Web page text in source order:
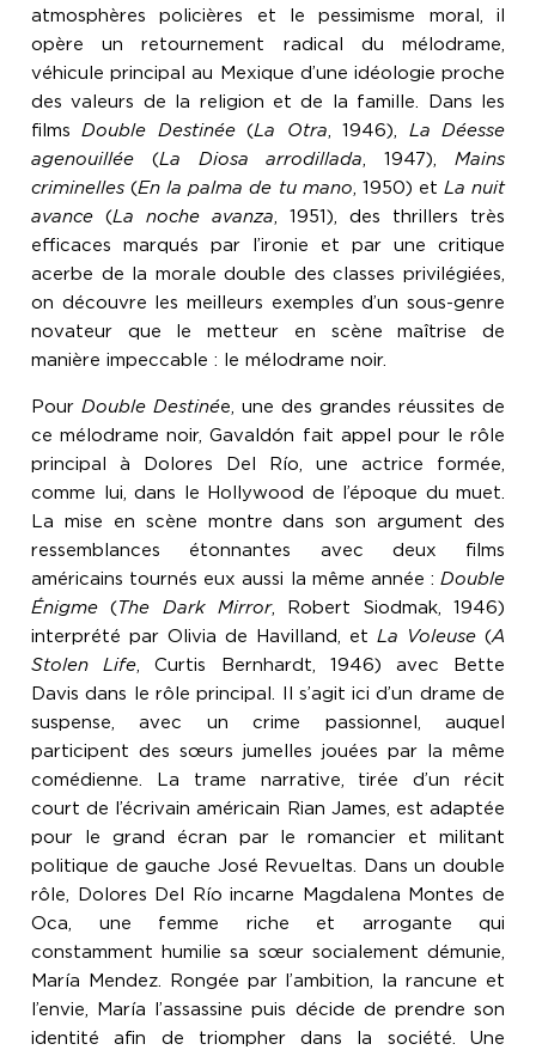
atmosphères policières et le pessimisme moral, il
opère un retournement radical du mélodrame,
véhicule principal au Mexique d’une idéologie proche
des valeurs de la religion et de la famille. Dans les
filmsDouble Destinée(La Otra, 1946), La Déesse
agenouillée (La Diosa arrodillada, 1947),Mains
criminelles(En la palma de tu mano, 1950) et La nuit
avance (La noche avanza, 1951), des thrillers très
efficaces marqués par l’ironie et par une critique
acerbe de la morale double des classes privilégiées,
on découvre les meilleurs exemples d’un sous-genre
novateur que le metteur en scène maîtrise de
manière impeccable : le mélodrame noir.
Pour Double Destinée, une des grandes réussites de
ce mélodrame noir, Gavaldón fait appel pour le rôle
principal à Dolores Del Río, une actrice formée,
comme lui, dans le Hollywood de l’époque du muet.
La mise en scène montre dans son argument des
ressemblances étonnantes avec deux films
américains tournés eux aussi la même année : Double
Énigme(The Dark Mirror, Robert Siodmak, 1946)
interprété par Olivia de Havilland, et La Voleuse (A
Stolen Life, Curtis Bernhardt, 1946) avec Bette
Davis dans le rôle principal. Il s’agit ici d’un drame de
suspense, avec un crime passionnel, auquel
participent des sœurs jumelles jouées par la même
comédienne. La trame narrative, tirée d’un récit
court de l’écrivain américain Rian James, est adaptée
pour le grand écran par le romancier et militant
politique de gauche José Revueltas. Dans un double
rôle, Dolores Del Río incarne Magdalena Montes de
Oca, une femme riche et arrogante qui
constamment humilie sa sœur socialement démunie,
María Mendez. Rongée par l’ambition, la rancune et
l’envie, María l’assassine puis décide de prendre son
identité afin de triompher dans la société. Une